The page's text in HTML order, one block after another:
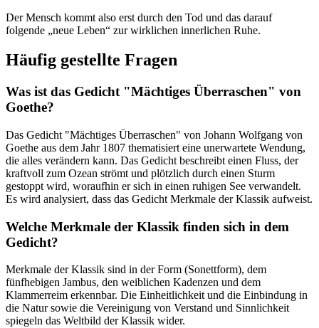
Der Mensch kommt also erst durch den Tod und das darauf
folgende „neue Leben“ zur wirklichen innerlichen Ruhe.
Häufig gestellte Fragen
Was ist das Gedicht "Mächtiges Überraschen" von
Goethe?
Das Gedicht "Mächtiges Überraschen" von Johann Wolfgang von
Goethe aus dem Jahr 1807 thematisiert eine unerwartete Wendung,
die alles verändern kann. Das Gedicht beschreibt einen Fluss, der
kraftvoll zum Ozean strömt und plötzlich durch einen Sturm
gestoppt wird, woraufhin er sich in einen ruhigen See verwandelt.
Es wird analysiert, dass das Gedicht Merkmale der Klassik aufweist.
Welche Merkmale der Klassik finden sich in dem
Gedicht?
Merkmale der Klassik sind in der Form (Sonettform), dem
fünfhebigen Jambus, den weiblichen Kadenzen und dem
Klammerreim erkennbar. Die Einheitlichkeit und die Einbindung in
die Natur sowie die Vereinigung von Verstand und Sinnlichkeit
spiegeln das Weltbild der Klassik wider.